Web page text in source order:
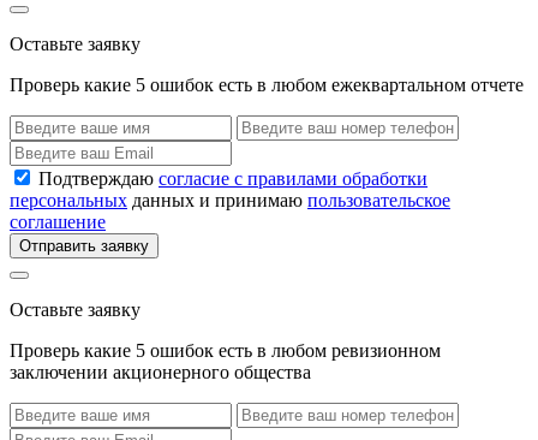
Оставьте заявку
Проверь какие 5 ошибок есть в любом ежеквартальном отчете
Подтверждаю согласие с правилами обработки
персональных данных и принимаю пользовательское
соглашение
Отправить заявку
Оставьте заявку
Проверь какие 5 ошибок есть в любом ревизионном
заключении акционерного общества